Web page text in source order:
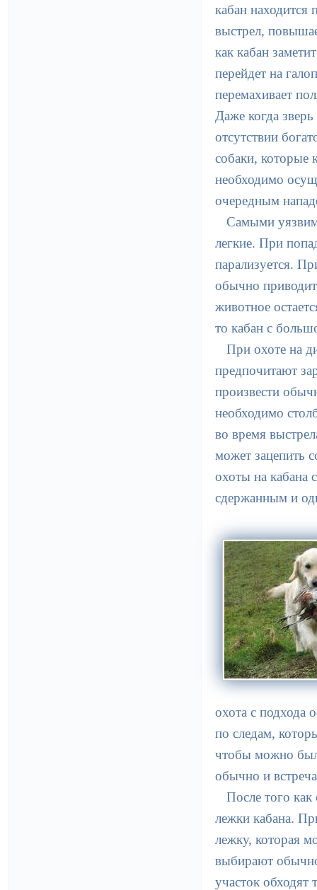
кабан находится
выстрел,
как кабан
перейдет на
перемахивает
Даже когда
отсутствии
собаки, которые
необходимо
очередным
Самыми
легкие. При
парализуется.
обычно
животное
то кабан с
При охоте на
предпочитают
произвести
необходимо
во время
может зацепить
охоты на кабана
сдержанным и
охота с подхода
по следам,
чтобы можно
обычно и
После того как
лежки кабана.
лежку, которая
выбирают обычно
участок